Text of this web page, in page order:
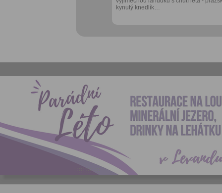
kynutý knedlík…